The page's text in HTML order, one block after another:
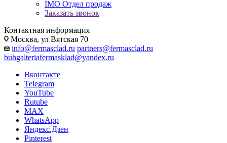
IMO Отдел продаж
Заказать звонок
Контактная информация
Москва, ул Вятская 70
info@fermasclad.ru partners@fermasclad.ru
buhgalteriafermasklad@yandex.ru
Вконтакте
Telegram
YouTube
Rutube
MAX
WhatsApp
Яндекс.Дзен
Pinterest